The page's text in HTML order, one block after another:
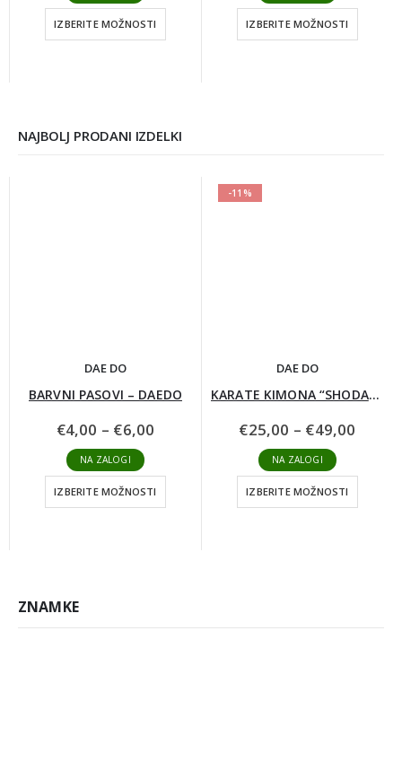
do
€6,00
IZBERITE MOŽNOSTI IZBERITE MOŽNOSTI
NAJBOLJ PRODANI IZDELKI
DAE DO
BARVNI PASOVI – DAEDO
€4,00 – €6,00
€4,00
do
€6,00
NA ZALOGI
IZBERITE MOŽNOSTI
-11%
DAE DO
KARATE KIMONA “SHODAN”
€25,00 – €49,00
NA ZALOGI
IZBERITE MOŽNOSTI
ZNAMKE